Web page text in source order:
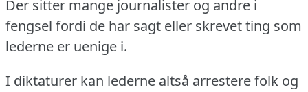
Der sitter mange journalister og andre i
fengsel fordi de har sagt eller skrevet ting som
lederne er uenige i.
I diktaturer kan lederne altså arrestere folk og